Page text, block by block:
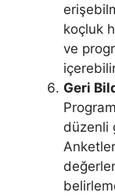
koçluk
ve
Geri
düzenli